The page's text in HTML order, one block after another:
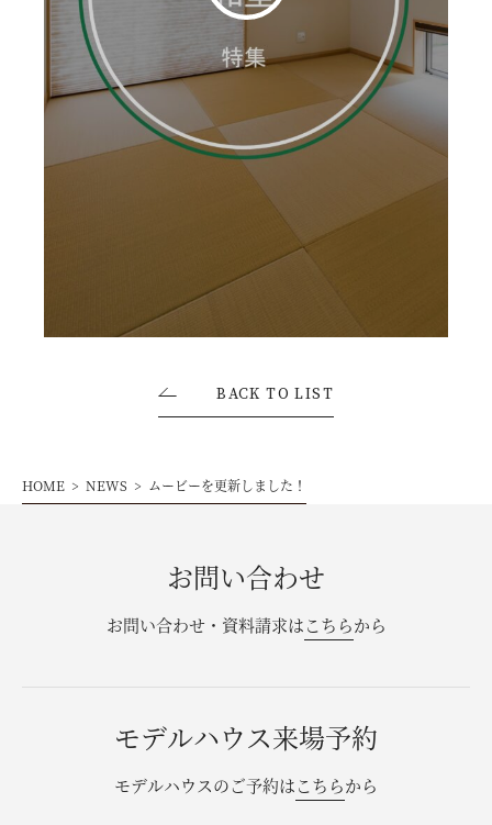
よくある質問
会社情報
ニュース 採用情報
お問い合わせ・資料請求
モデルハウス来場予約
BACK TO LIST
HOME NEWS ムービーを更新しました！
お問い合わせ
お問い合わせ・資料請求はこちらから
モデルハウス来場予約
モデルハウスのご予約はこちらから